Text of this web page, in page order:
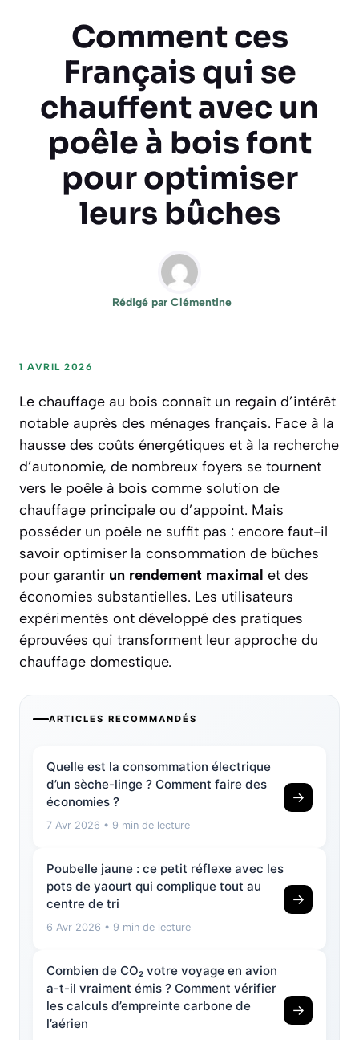
Comment ces
Français qui se
chauffent avec un
poêle à bois font
pour optimiser
leurs bûches
Rédigé par Clémentine
1 AVRIL 2026
Le chauffage au bois connaît un regain d’intérêt
notable auprès des ménages français. Face à la
hausse des coûts énergétiques et à la recherche
d’autonomie, de nombreux foyers se tournent
vers le poêle à bois comme solution de
chauffage principale ou d’appoint. Mais
posséder un poêle ne suffit pas : encore faut-il
savoir optimiser la consommation de bûches
pour garantir un rendement maximal et des
économies substantielles. Les utilisateurs
expérimentés ont développé des pratiques
éprouvées qui transforment leur approche du
chauffage domestique.
ARTICLES RECOMMANDÉS
Quelle est la consommation électrique
d’un sèche-linge ? Comment faire des
économies ?
7 Avr 2026 • 9 min de lecture
→
Poubelle jaune : ce petit réflexe avec les
pots de yaourt qui complique tout au
centre de tri
6 Avr 2026 • 9 min de lecture
→
Combien de CO₂ votre voyage en avion
a-t-il vraiment émis ? Comment vérifier
les calculs d’empreinte carbone de
l’aérien
→